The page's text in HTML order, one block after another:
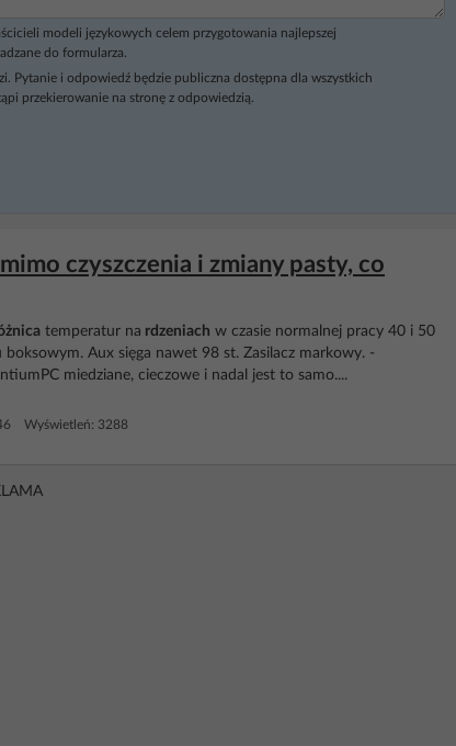
modeli językowych celem przygotowania najlepszej
do formularza.
Pytanie i odpowiedź będzie publiczna dostępna dla wszystkich
przekierowanie na stronę z odpowiedzią.
czyszczenia i zmiany pasty, co
temperatur na rdzeniach w czasie normalnej pracy 40 i 50
Aux sięga nawet 98 st. Zasilacz markowy. -
miedziane, cieczowe i nadal jest to samo....
Wyświetleń: 3288